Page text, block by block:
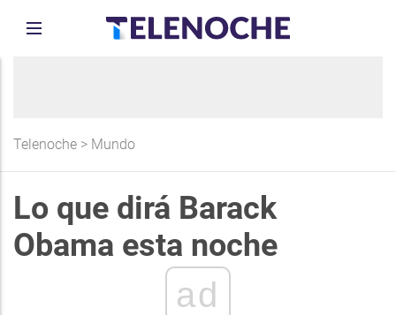
Telenoche > Mundo
Lo que dirá Barack
Obama esta noche
ad